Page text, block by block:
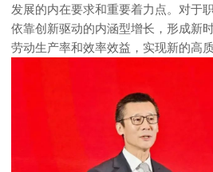
发展的内在要求和重要着力点。对于
依靠创新驱动的内涵型增长，形成新
劳动生产率和效率效益，实现新的高质